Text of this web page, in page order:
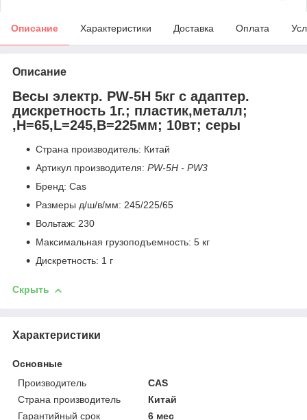
Описание Характеристики Доставка Оплата
Описание
Весы электр. PW-5H 5кг с адаптер.
дискретность 1г.; пластик,металл;
,H=65,L=245,B=225мм; 10вт; серы
Страна производитель: Китай
Артикул производителя: PW-5H - PW3
Бренд: Cas
Размеры д/ш/в/мм: 245/225/65
Вольтаж: 230
Максимальная грузоподъемность: 5 кг
Дискретность: 1 г
Скрыть
Характеристики
Основные
Производитель
CAS
Страна производитель
Китай
Гарантийный срок
6 мес